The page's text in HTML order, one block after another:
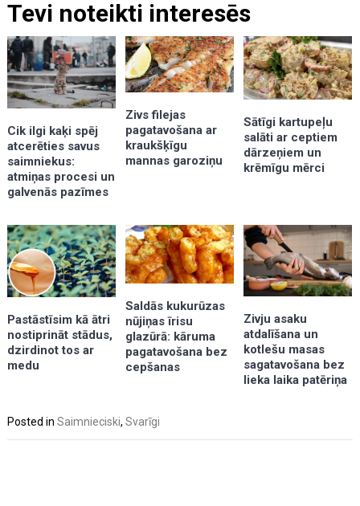
Tevi noteikti interesēs
Cik ilgi kaķi spēj
atcerēties savus
saimniekus:
atmiņas procesi un
galvenās pazīmes
Zivs filejas
pagatavošana ar
kraukšķīgu
mannas garoziņu
Sātīgi kartupeļu
salāti ar ceptiem
dārzeņiem un
krēmīgu mērci
Pastāstīsim kā ātri
nostiprināt stādus,
dzirdinot tos ar
medu
Saldās kukurūzas
nūjiņas īrisu
glazūrā: kāruma
pagatavošana bez
cepšanas
Zivju asaku
atdalīšana un
kotlešu masas
sagatavošana bez
lieka laika patēriņa
Posted inSaimnieciski,Svarīgi